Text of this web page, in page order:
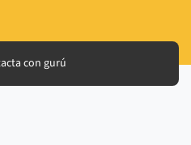
con gurú